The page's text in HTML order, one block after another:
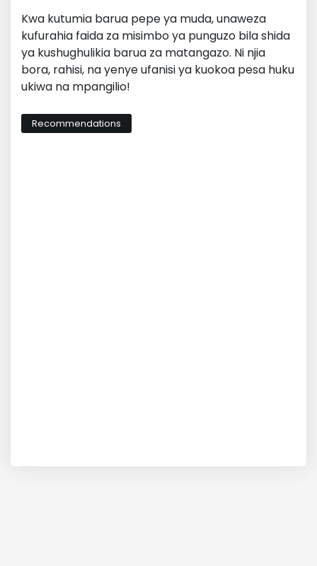
Kwa kutumia barua pepe ya muda, unaweza
kufurahia faida za misimbo ya punguzo bila shida
ya kushughulikia barua za matangazo. Ni njia
bora, rahisi, na yenye ufanisi ya kuokoa pesa huku
ukiwa na mpangilio!
Recommendations